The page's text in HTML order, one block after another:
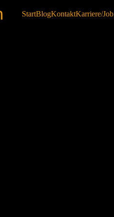
StartBlogKontaktKarriere/Job